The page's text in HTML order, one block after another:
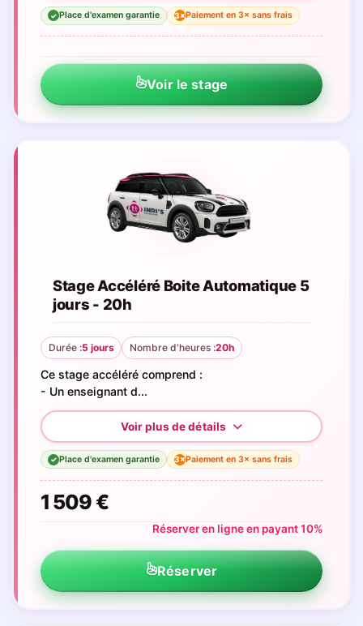
✓ Place d'examen garantie 3×Paiement en 3× sans frais
Voir le stage
Stage Accéléré Boite Automatique 5
jours - 20h
Durée :5 jours Nombre d'heures :20h
Ce stage accéléré comprend :
- Un enseignant d...
✓ Place d'examen garantie 3×Paiement en 3× sans frais
1 509 €
Réserver en ligne en payant 10%
Réserver